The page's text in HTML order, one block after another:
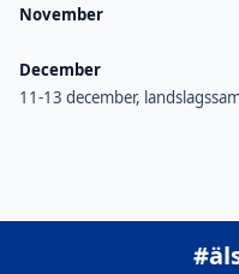
November
December
11-13 december,